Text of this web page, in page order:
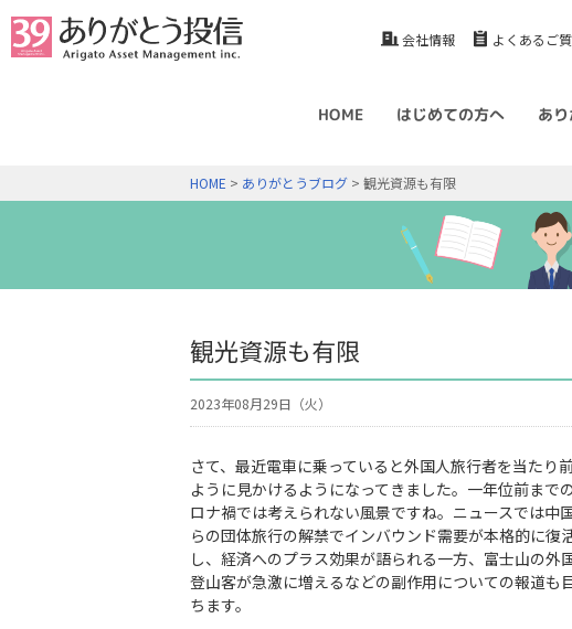
会社情報 よくあるご
HOME はじめての方へ あ
HOME > ありがとうブログ > 観光資源も有限
観光資源も有限
2023年08月29日（火）
さて、最近電車に乗っていると外国人旅行者を当たり
ように見かけるようになってきました。一年位前まで
ロナ禍では考えられない風景ですね。ニュースでは中
らの団体旅行の解禁でインバウンド需要が本格的に復
し、経済へのプラス効果が語られる一方、富士山の外
登山客が急激に増えるなどの副作用についての報道も
ちます。